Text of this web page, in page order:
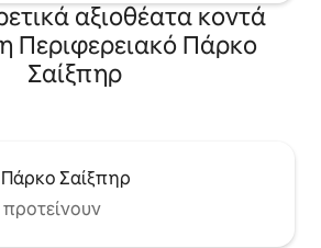
αξιοθέατα κοντά
Περιφερειακό Πάρκο
Σαίξπηρ
Σαίξπηρ
προτείνουν